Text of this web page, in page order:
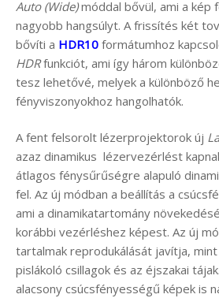
Auto (Wide)móddal bővül, ami a kép
nagyobb hangsúlyt. A frissítés két
bővíti a HDR10 formátumhoz
HDRfunkciót, ami így három
tesz lehetővé, melyek a különböző
fényviszonyokhoz hangolhatók.
A fent felsorolt lézerprojektorok új
azaz dinamikus lézervezérlést
átlagos fénysűrűségre alapuló
fel. Az új módban a beállítás a
ami a dinamikatartomány
korábbi vezérléshez képest. Az új
tartalmak reprodukálását javítja,
pislákoló csillagok és az éjszakai
alacsony csúcsfényességű képek is